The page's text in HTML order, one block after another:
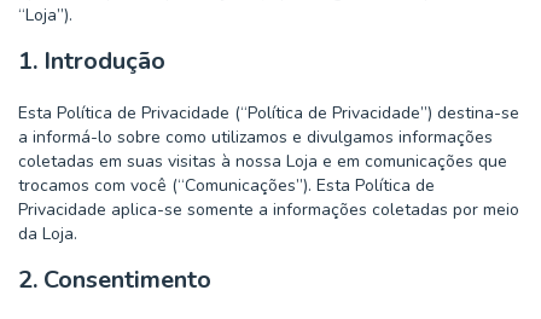
“Loja”).
1. Introdução
Esta Política de Privacidade (“Política de Privacidade”) destina-se
a informá-lo sobre como utilizamos e divulgamos informações
coletadas em suas visitas à nossa Loja e em comunicações que
trocamos com você (“Comunicações”). Esta Política de
Privacidade aplica-se somente a informações coletadas por meio
da Loja.
2. Consentimento